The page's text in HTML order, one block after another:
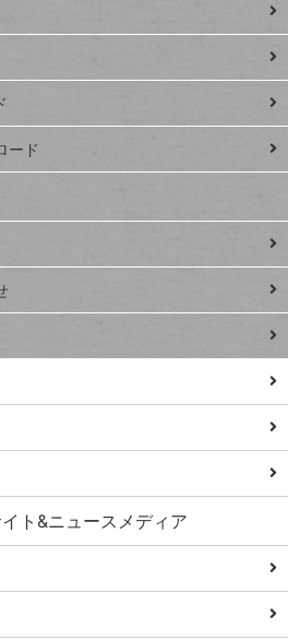
ード
ト&ニュースメディア